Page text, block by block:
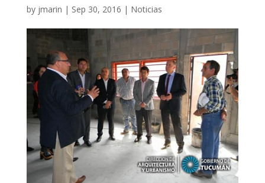
by jmarin | Sep 30, 2016 | Noticias